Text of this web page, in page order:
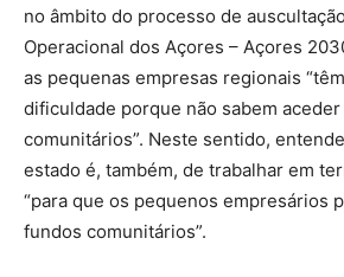
no âmbito do processo de
Operacional dos Açores – Açores
as pequenas empresas regionais
dificuldade porque não sabem
comunitários”. Neste sentido,
estado é, também, de trabalhar em
“para que os pequenos empresários
fundos comunitários”.